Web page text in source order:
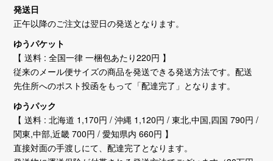
発送日
正午以降のご注文は翌日の発送となります。
ゆうパケット
【 送料 : 全国一律 一梱包あたり220円 】
従来のメール便サイズの商品を発送できる発送方法です。配送
先住所へのポスト投函をもって「配達完了」となります。
ゆうパック
【 送料 : 北海道 1,170円 / 沖縄 1,120円 / 東北,中国,四国 790円 /
関東,中部,近畿 700円 / 愛知県内 660円 】
直接対面の手渡しにて、配達完了となります。